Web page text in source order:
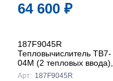
64 600 ₽
187F9045R
Тепловычислитель ТВ7-
04M (2 тепловых ввода),
RS232, Ридан
Арт: 187F9045R